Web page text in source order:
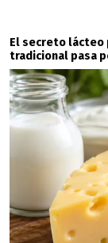
El secreto lácteo
tradicional pasa